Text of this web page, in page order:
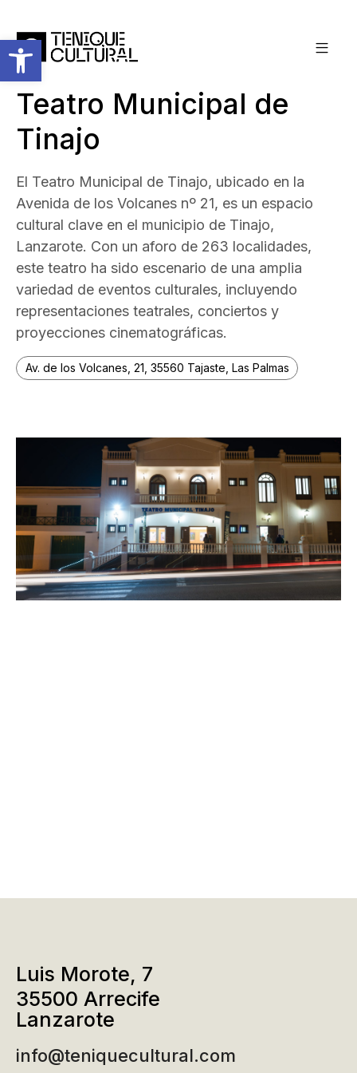
Abrir barra de herramientas
Teatro Municipal de
Tinajo
El Teatro Municipal de Tinajo, ubicado en la
Avenida de los Volcanes nº 21, es un espacio
cultural clave en el municipio de Tinajo,
Lanzarote. Con un aforo de 263 localidades,
este teatro ha sido escenario de una amplia
variedad de eventos culturales, incluyendo
representaciones teatrales, conciertos y
proyecciones cinematográficas.
Av. de los Volcanes, 21, 35560 Tajaste, Las Palmas
Luis Morote, 7
35500 Arrecife
Lanzarote
info@teniquecultural.com